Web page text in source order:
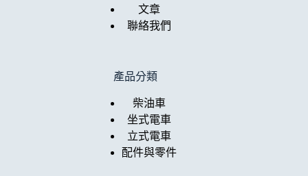
文章
聯絡我們
產品分類
柴油車
坐式電車
立式電車
配件與零件